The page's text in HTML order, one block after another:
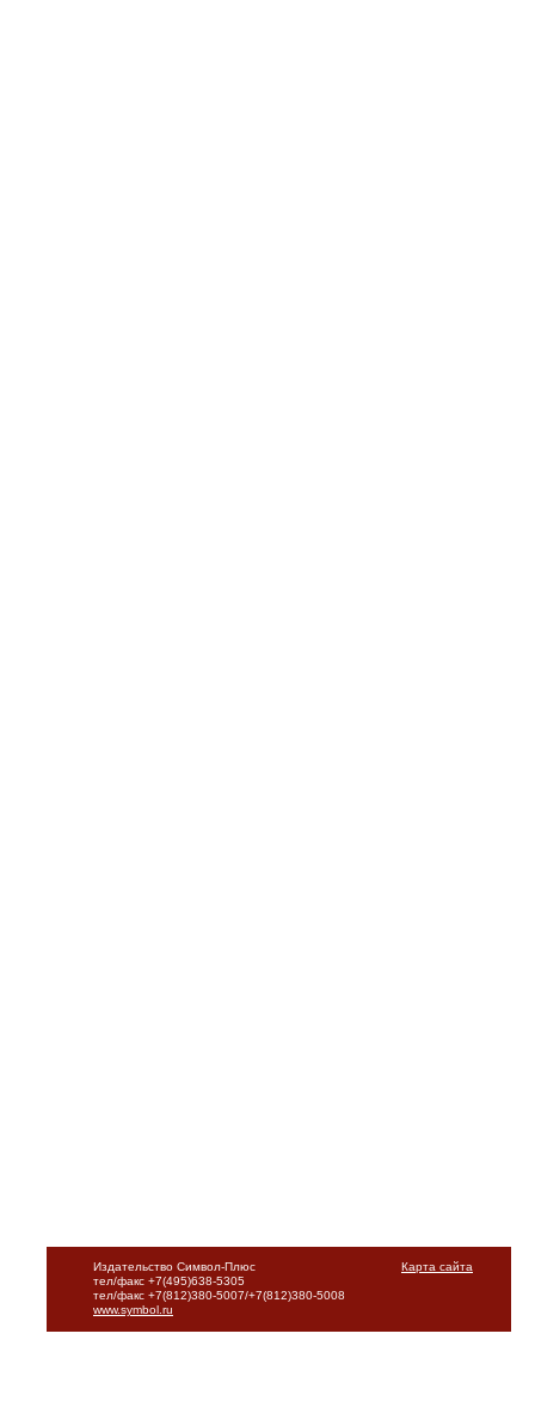
Карта сайта
Издательство Символ-Плюс
тел/факс +7(495)638-5305
тел/факс +7(812)380-5007/+7(812)380-5008
www.symbol.ru